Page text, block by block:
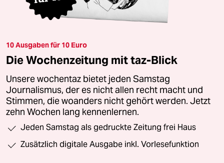
10 Ausgaben für 10 Euro
Die Wochenzeitung mit taz-Blick
Unsere wochentaz bietet jeden Samstag
Journalismus, der es nicht allen recht macht und
Stimmen, die woanders nicht gehört werden. Jetzt
zehn Wochen lang kennenlernen.
Jeden Samstag als gedruckte Zeitung frei Haus
Zusätzlich digitale Ausgabe inkl. Vorlesefunktion